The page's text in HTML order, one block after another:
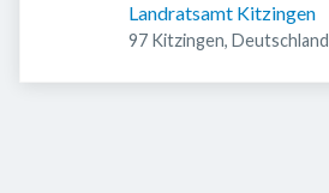
Landratsamt Kitzingen
97 Kitzingen, Deutschland